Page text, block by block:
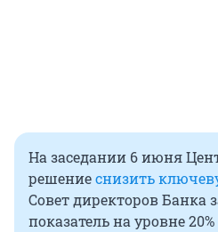
На заседании 6 июня
решениеснизить
Совет директоров Банка
показатель на уровне